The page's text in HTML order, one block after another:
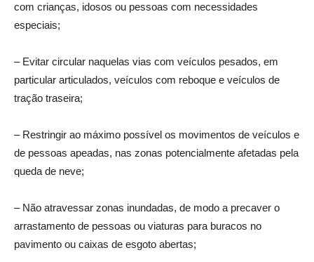
com crianças, idosos ou pessoas com necessidades
especiais;
– Evitar circular naquelas vias com veículos pesados, em
particular articulados, veículos com reboque e veículos de
tração traseira;
– Restringir ao máximo possível os movimentos de veículos e
de pessoas apeadas, nas zonas potencialmente afetadas pela
queda de neve;
– Não atravessar zonas inundadas, de modo a precaver o
arrastamento de pessoas ou viaturas para buracos no
pavimento ou caixas de esgoto abertas;